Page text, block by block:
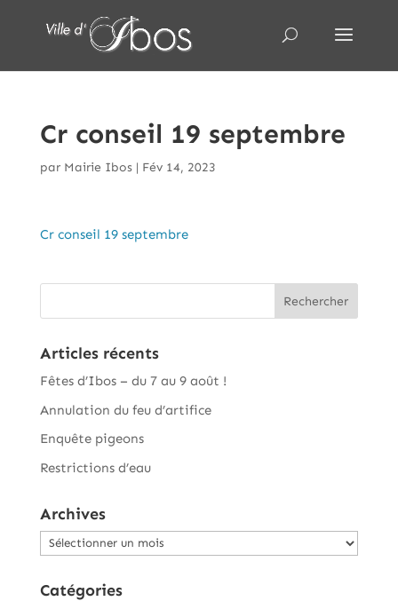
Cr conseil 19 septembre
par Mairie Ibos| Fév 14, 2023
Cr conseil 19 septembre
Articles récents
Fêtes d’Ibos – du 7 au 9 août !
Annulation du feu d’artifice
Enquête pigeons
Restrictions d’eau
Archives
Archives
Catégories